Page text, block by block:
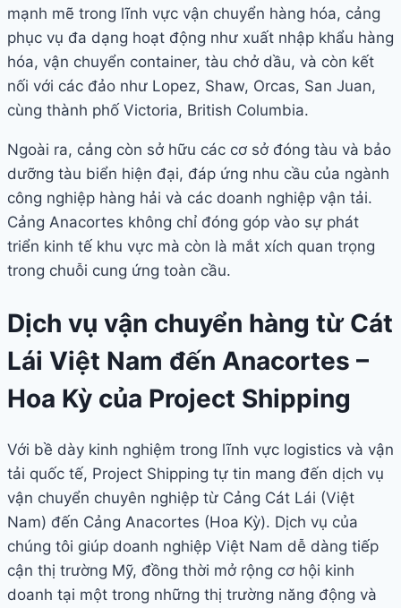
mạnh mẽ trong lĩnh vực vận chuyển hàng hóa, cảng
phục vụ đa dạng hoạt động như xuất nhập khẩu hàng
hóa, vận chuyển container, tàu chở dầu, và còn kết
nối với các đảo như Lopez, Shaw, Orcas, San Juan,
cùng thành phố Victoria, British Columbia.
Ngoài ra, cảng còn sở hữu các cơ sở đóng tàu và bảo
dưỡng tàu biển hiện đại, đáp ứng nhu cầu của ngành
công nghiệp hàng hải và các doanh nghiệp vận tải.
Cảng Anacortes không chỉ đóng góp vào sự phát
triển kinh tế khu vực mà còn là mắt xích quan trọng
trong chuỗi cung ứng toàn cầu.
Dịch vụ vận chuyển hàng từ Cát
Lái Việt Nam đến Anacortes –
Hoa Kỳ của Project Shipping
Với bề dày kinh nghiệm trong lĩnh vực logistics và vận
tải quốc tế, Project Shipping tự tin mang đến dịch vụ
vận chuyển chuyên nghiệp từ Cảng Cát Lái (Việt
Nam) đến Cảng Anacortes (Hoa Kỳ). Dịch vụ của
chúng tôi giúp doanh nghiệp Việt Nam dễ dàng tiếp
cận thị trường Mỹ, đồng thời mở rộng cơ hội kinh
doanh tại một trong những thị trường năng động và